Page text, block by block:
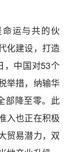
运与共的伙
化建设，打造
，中国对53个
举措，纳输华
部降至零。此
入也正在积极
贸易潜力，双